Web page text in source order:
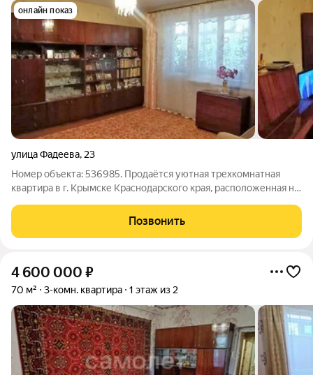
онлайн показ
улица Фадеева, 23
Номер объекта: 536985. Продаётся уютная трехкомнатная
квартира в г. Крымске Краснодарского края, расположенная на
70.30 кв.м., включая просторную кухню площадью 8 кв.м. Эта
квартира идеальна
Позвонить
4 600 000 ₽
70 м² 3-комн. квартира 1 этаж из 2